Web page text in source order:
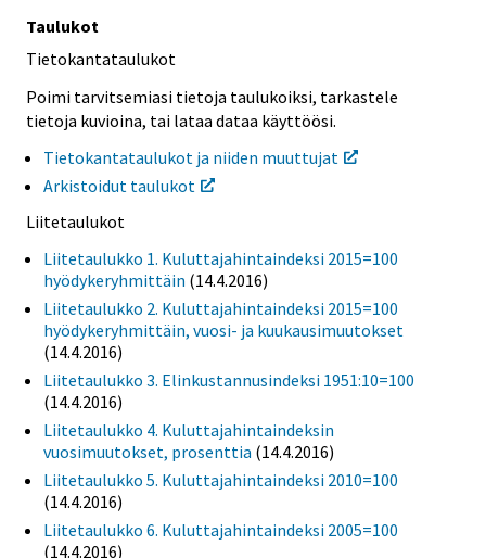
Taulukot
Tietokantataulukot
Poimi tarvitsemiasi tietoja taulukoiksi, tarkastele
tietoja kuvioina, tai lataa dataa käyttöösi.
Tietokantataulukot ja niiden muuttujat
Arkistoidut taulukot
Liitetaulukot
Liitetaulukko 1. Kuluttajahintaindeksi 2015=100
hyödykeryhmittäin (14.4.2016)
Liitetaulukko 2. Kuluttajahintaindeksi 2015=100
hyödykeryhmittäin, vuosi- ja kuukausimuutokset
(14.4.2016)
Liitetaulukko 3. Elinkustannusindeksi 1951:10=100
(14.4.2016)
Liitetaulukko 4. Kuluttajahintaindeksin
vuosimuutokset, prosenttia (14.4.2016)
Liitetaulukko 5. Kuluttajahintaindeksi 2010=100
(14.4.2016)
Liitetaulukko 6. Kuluttajahintaindeksi 2005=100
(14.4.2016)